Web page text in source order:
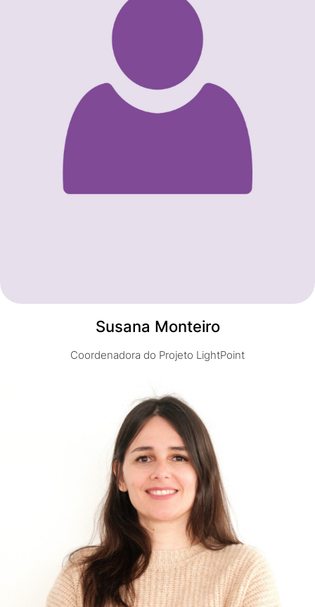
Susana Monteiro
Coordenadora do Projeto LightPoint